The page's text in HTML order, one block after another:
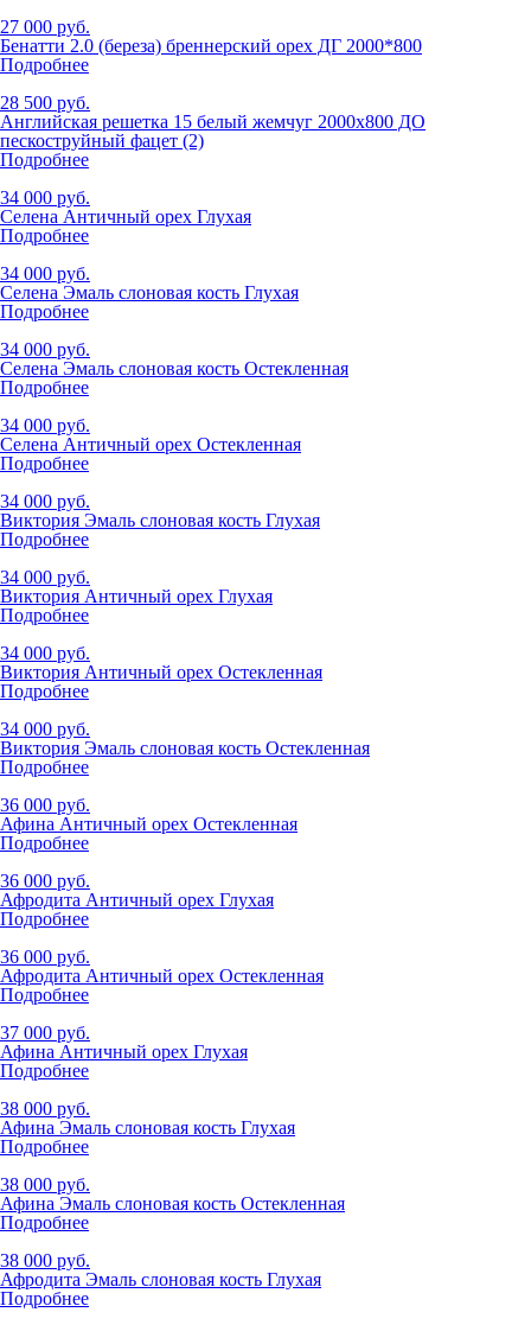
27 000 руб.
Бенатти 2.0 (береза) бреннерский орех ДГ 2000*800
Подробнее
28 500 руб.
Английская решетка 15 белый жемчуг 2000x800 ДО
пескоструйный фацет (2)
Подробнее
34 000 руб.
Селена Античный орех Глухая
Подробнее
34 000 руб.
Селена Эмаль слоновая кость Глухая
Подробнее
34 000 руб.
Селена Эмаль слоновая кость Остекленная
Подробнее
34 000 руб.
Селена Античный орех Остекленная
Подробнее
34 000 руб.
Виктория Эмаль слоновая кость Глухая
Подробнее
34 000 руб.
Виктория Античный орех Глухая
Подробнее
34 000 руб.
Виктория Античный орех Остекленная
Подробнее
34 000 руб.
Виктория Эмаль слоновая кость Остекленная
Подробнее
36 000 руб.
Афина Античный орех Остекленная
Подробнее
36 000 руб.
Афродита Античный орех Глухая
Подробнее
36 000 руб.
Афродита Античный орех Остекленная
Подробнее
37 000 руб.
Афина Античный орех Глухая
Подробнее
38 000 руб.
Афина Эмаль слоновая кость Глухая
Подробнее
38 000 руб.
Афина Эмаль слоновая кость Остекленная
Подробнее
38 000 руб.
Афродита Эмаль слоновая кость Глухая
Подробнее